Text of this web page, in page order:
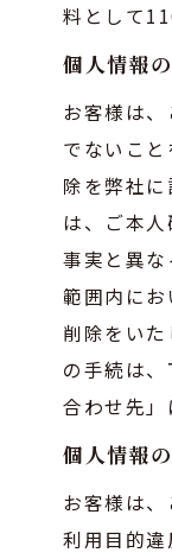
料として
個人情報
お客様は
でないこ
除を弊社
は、ご本
事実と異
範囲内に
削除をい
の手続は
合わせ先」
個人情報
お客様は
利用目的